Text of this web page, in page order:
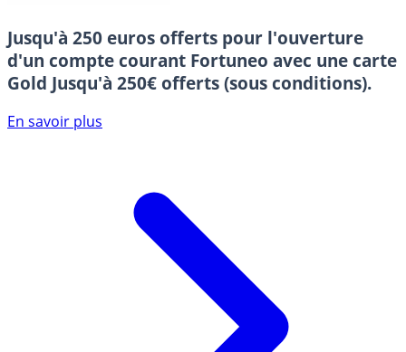
Jusqu'à 250 euros offerts pour l'ouverture
d'un compte courant Fortuneo avec une carte
Gold Jusqu'à 250€ offerts (sous conditions).
En savoir plus